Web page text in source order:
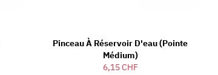
Pinceau À Réservoir D'eau (Pointe
Médium)
6,15 CHF